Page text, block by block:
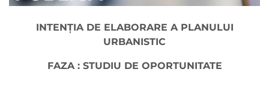
INTENŢIA DE ELABORARE A PLANULUI
URBANISTIC
FAZA : STUDIU DE OPORTUNITATE